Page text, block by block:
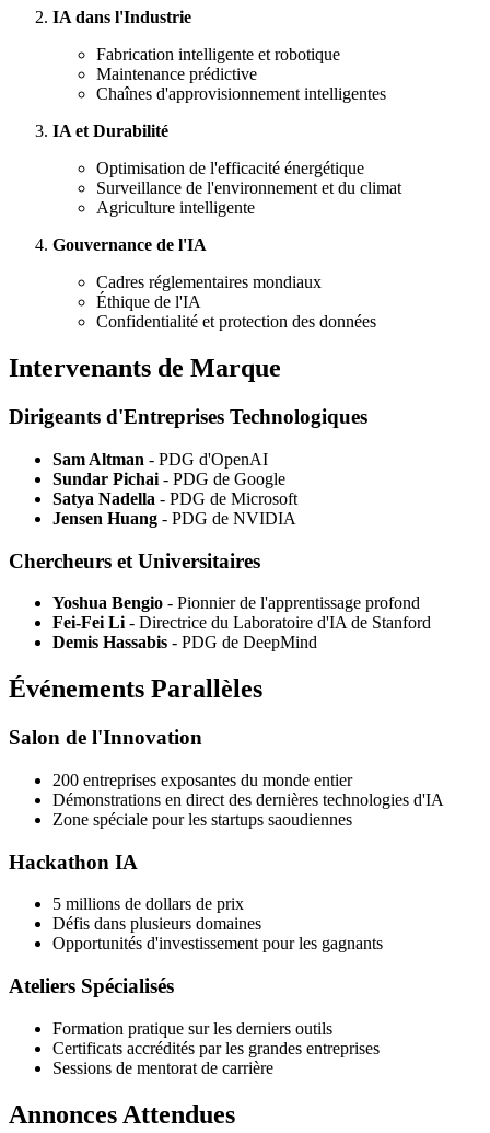
IA dans l'Industrie
Fabrication intelligente et robotique
Maintenance prédictive
Chaînes d'approvisionnement intelligentes
IA et Durabilité
Optimisation de l'efficacité énergétique
Surveillance de l'environnement et du climat
Agriculture intelligente
Gouvernance de l'IA
Cadres réglementaires mondiaux
Éthique de l'IA
Confidentialité et protection des données
Intervenants de Marque
Dirigeants d'Entreprises Technologiques
Sam Altman - PDG d'OpenAI
Sundar Pichai - PDG de Google
Satya Nadella - PDG de Microsoft
Jensen Huang - PDG de NVIDIA
Chercheurs et Universitaires
Yoshua Bengio - Pionnier de l'apprentissage profond
Fei-Fei Li - Directrice du Laboratoire d'IA de Stanford
Demis Hassabis - PDG de DeepMind
Événements Parallèles
Salon de l'Innovation
200 entreprises exposantes du monde entier
Démonstrations en direct des dernières technologies d'IA
Zone spéciale pour les startups saoudiennes
Hackathon IA
5 millions de dollars de prix
Défis dans plusieurs domaines
Opportunités d'investissement pour les gagnants
Ateliers Spécialisés
Formation pratique sur les derniers outils
Certificats accrédités par les grandes entreprises
Sessions de mentorat de carrière
Annonces Attendues